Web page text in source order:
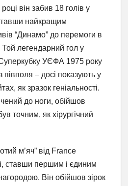
він забив 18 голів у
найкращим
“Динамо” до перемоги в
легендарний гол у
Суперкубку УЄФА 1975 року
півполя – досі показують у
як зразок геніальності.
до ноги, обійшов
точним, як хірургічний
м’яч” від France
ставши першим і єдиним
Він обійшов зірок